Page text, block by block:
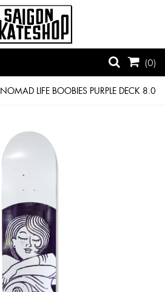
(0)
NOMAD LIFE BOOBIES PURPLE DECK 8.0